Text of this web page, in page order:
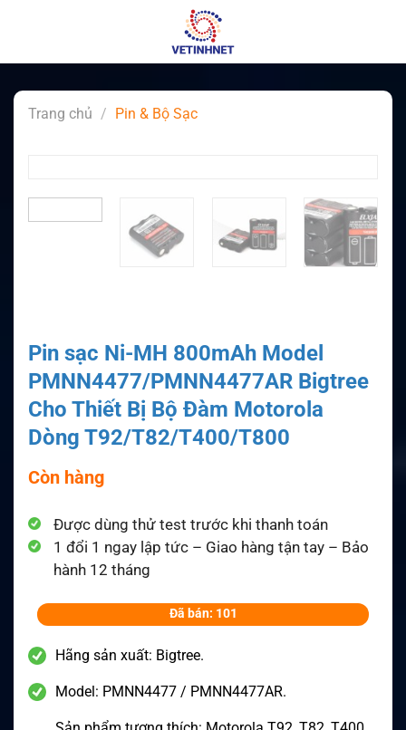
Trang chủ / Pin & Bộ Sạc
Pin sạc Ni-MH 800mAh Model
PMNN4477/PMNN4477AR Bigtree
Cho Thiết Bị Bộ Đàm Motorola
Dòng T92/T82/T400/T800
Còn hàng
Được dùng thử test trước khi thanh toán
1 đổi 1 ngay lập tức – Giao hàng tận tay – Bảo
hành 12 tháng
Đã bán: 101
Hãng sản xuất: Bigtree.
Model: PMNN4477 / PMNN4477AR.